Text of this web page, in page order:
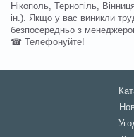
Нікополь, Тернопіль,
ін.). Якщо у вас виникли
безпосередньо з
☎ Телефонуйте!